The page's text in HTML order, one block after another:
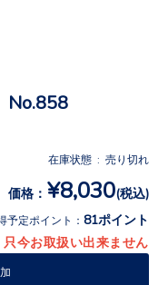
No.858
在庫状態 : 売り切れ
価格： ¥8,030(税込)
予定ポイント： 81ポイント
只今お取扱い出来ません